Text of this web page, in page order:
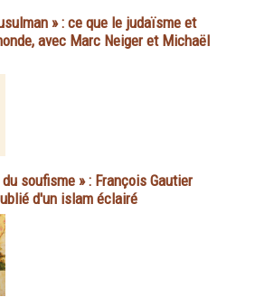
» : ce que le judaïsme et
avec Marc Neiger et Michaël
soufisme » : François Gautier
d'un islam éclairé